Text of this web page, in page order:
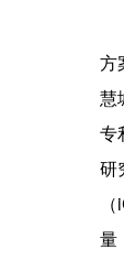
方
慧
专
研
量